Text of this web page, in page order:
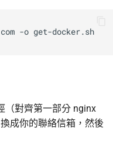
-o get-docker.sh
（對齊第一部分 nginx
換成你的聯絡信箱，然後